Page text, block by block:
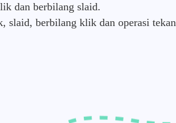
dan berbilang slaid.
slaid, berbilang klik dan operasi tekan